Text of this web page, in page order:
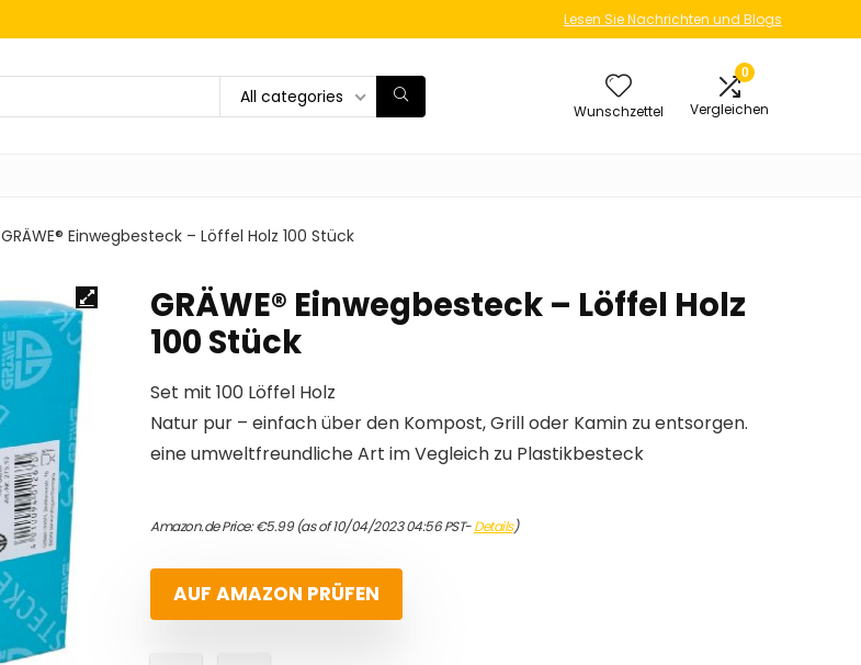
Lesen Sie Nachrichten und Blogs
All categories
Wunschzettel
0
Vergleichen
GRÄWE® Einwegbesteck – Löffel Holz 100 Stück
GRÄWE® Einwegbesteck – Löffel Holz
100 Stück
Set mit 100 Löffel Holz
Natur pur – einfach über den Kompost, Grill oder Kamin zu entsorgen.
eine umweltfreundliche Art im Vegleich zu Plastikbesteck
Amazon.de Price:€5.99(as of 10/04/2023 04:56 PST-Details)
AUF AMAZON PRÜFEN